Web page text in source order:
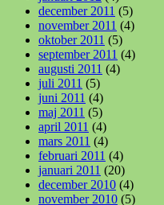
december 2011 (5)
november 2011 (4)
oktober 2011 (5)
september 2011 (4)
augusti 2011 (4)
juli 2011 (5)
juni 2011 (4)
maj 2011 (5)
april 2011 (4)
mars 2011 (4)
februari 2011 (4)
januari 2011 (20)
december 2010 (4)
november 2010 (5)